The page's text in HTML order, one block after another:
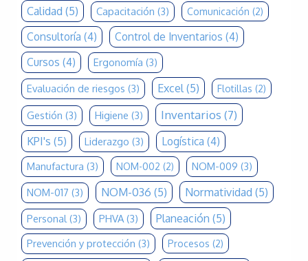
Calidad (5) Capacitación (3) Comunicación (2)
Consultoría (4) Control de Inventarios (4)
Cursos (4) Ergonomía (3)
Evaluación de riesgos (3) Excel(5) Flotillas (2)
Gestión (3) Higiene (3) Inventarios (7)
KPI's (5) Liderazgo (3) Logística (4)
Manufactura (3) NOM-002 (2) NOM-009 (3)
NOM-017 (3) NOM-036 (5) Normatividad (5)
Personal(3) PHVA(3) Planeación (5)
Prevención y protección (3) Procesos (2)